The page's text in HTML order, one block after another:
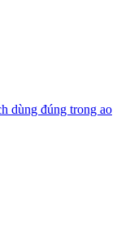
dùng đúng trong ao